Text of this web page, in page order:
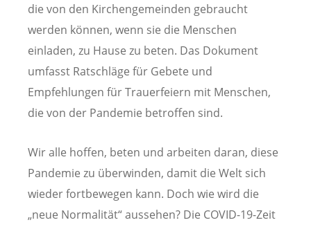
die von den Kirchengemeinden gebraucht
werden können, wenn sie die Menschen
einladen, zu Hause zu beten. Das Dokument
umfasst Ratschläge für Gebete und
Empfehlungen für Trauerfeiern mit Menschen,
die von der Pandemie betroffen sind.
Wir alle hoffen, beten und arbeiten daran, diese
Pandemie zu überwinden, damit die Welt sich
wieder fortbewegen kann. Doch wie wird die
„neue Normalität“ aussehen? Die COVID-19-Zeit